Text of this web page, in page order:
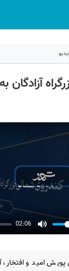
آزادگان
02:06
Mute
امید و افتخار،